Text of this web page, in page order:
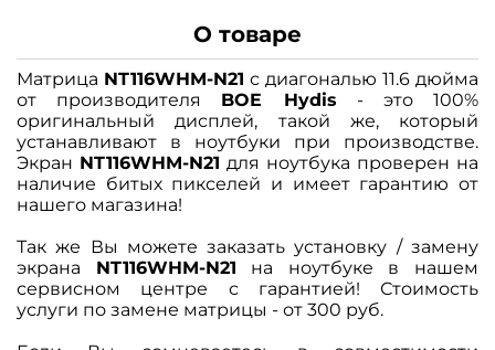
О товаре
Матрица NT116WHM-N21 с диагональю 11.6 дюйма
от производителя BOE Hydis - это 100%
оригинальный дисплей, такой же, который
устанавливают в ноутбуки при производстве.
Экран NT116WHM-N21 для ноутбука проверен на
наличие битых пикселей и имеет гарантию от
нашего магазина!
Так же Вы можете заказать установку / замену
экрана NT116WHM-N21 на ноутбуке в нашем
сервисном центре с гарантией! Стоимость
услуги по замене матрицы - от 300 руб.